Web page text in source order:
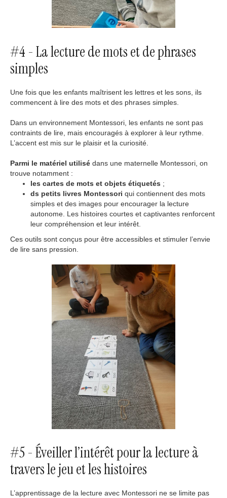
#4 - La lecture de mots et de phrases
simples
Une fois que les enfants maîtrisent les lettres et les sons, ils
commencent à lire des mots et des phrases simples.
Dans un environnement Montessori, les enfants ne sont pas
contraints de lire, mais encouragés à explorer à leur rythme.
L’accent est mis sur le plaisir et la curiosité.
Parmi le matériel utilisé dans une maternelle Montessori, on
trouve notamment :
les cartes de mots et objets étiquetés ;
ds petits livres Montessori qui contiennent des mots
simples et des images pour encourager la lecture
autonome. Les histoires courtes et captivantes renforcent
leur compréhension et leur intérêt.
Ces outils sont conçus pour être accessibles et stimuler l’envie
de lire sans pression.
#5 - Éveiller l’intérêt pour la lecture à
travers le jeu et les histoires
L’apprentissage de la lecture avec Montessori ne se limite pas